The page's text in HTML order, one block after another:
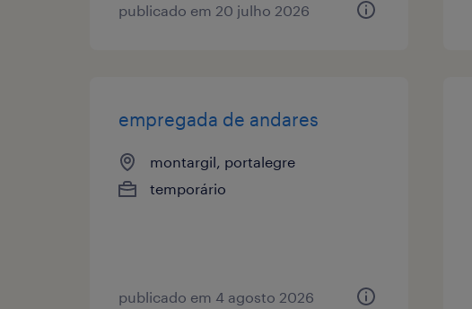
publicado em 20 julho 2026
empregada de andares
montargil, portalegre
temporário
publicado em 4 agosto 2026